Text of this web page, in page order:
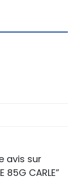
avis sur
85G CARLE”